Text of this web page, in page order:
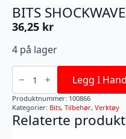
BITS
36,25 kr
4 på lager
BITS
SHOCKWAVE
TX20X50MM
antall
Legg I
Produktnummer: 100866
Kategorier: Bits, Tilbehør, Verktøy
Relaterte